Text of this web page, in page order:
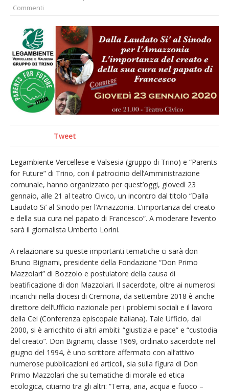
La Pro verso l’avvio della Stagione
La Regione stanzia oltre 38mila euro per il
carnevale di Santhià. La soddisfazione della
Pro Loco
Dieci anni fa l’ingresso a Vercelli
dell’arcivescovo mons. Marco Arnolfo
Commenti
Tweet
Legambiente Vercellese e Valsesia (gruppo di Trino) e “Parents
for Future” di Trino, con il patrocinio dell’Amministrazione
comunale, hanno organizzato per quest’oggi, giovedì 23
gennaio, alle 21 al teatro Civico, un incontro dal titolo “Dalla
Laudato Si’ al Sinodo per l’Amazzonia. L’importanza del creato
e della sua cura nel papato di Francesco”. A moderare l’evento
sarà il giornalista Umberto Lorini.
A relazionare su queste importanti tematiche ci sarà don
Bruno Bignami, presidente della Fondazione “Don Primo
Mazzolari” di Bozzolo e postulatore della causa di
beatificazione di don Mazzolari. Il sacerdote, oltre ai numerosi
incarichi nella diocesi di Cremona, da settembre 2018 è anche
direttore dell’Ufficio nazionale per i problemi sociali e il lavoro
della Cei (Conferenza episcopale italiana). Tale Ufficio, dal
2000, si è arricchito di altri ambiti: “giustizia e pace” e “custodia
del creato”. Don Bignami, classe 1969, ordinato sacerdote nel
giugno del 1994, è uno scrittore affermato con all’attivo
numerose pubblicazioni ed articoli, sia sulla figura di Don
Primo Mazzolari che su tematiche di morale ed etica
ecologica, citiamo tra gli altri: “Terra, aria, acqua e fuoco –